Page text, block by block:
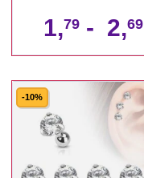
1,79 - 2,69
-10%